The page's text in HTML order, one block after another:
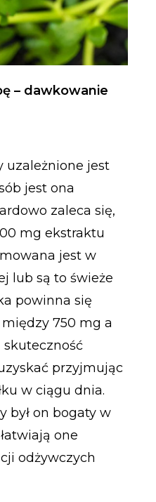
– dawkowanie
uzależnione jest
jest ona
zaleca się,
mg ekstraktu
jest w
lub są to świeże
powinna się
750 mg a
skuteczność
przyjmując
w ciągu dnia.
był on bogaty w
one
odżywczych